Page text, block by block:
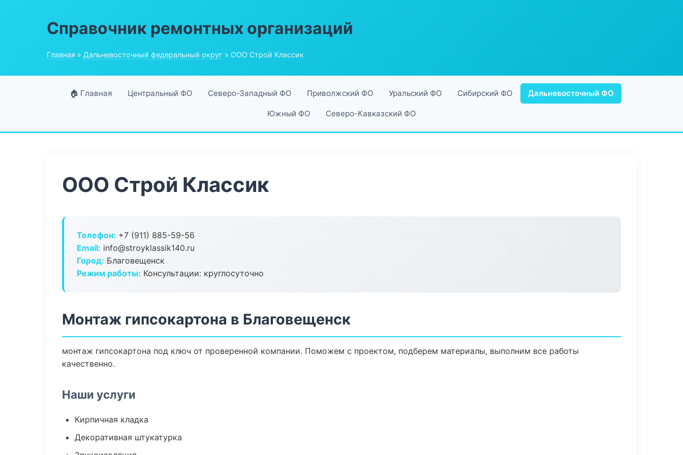
Справочник ремонтных организаций
Главная » Дальневосточный федеральный округ » ООО Строй Классик
🏠 Главная Центральный ФО Северо-Западный ФО Приволжский ФО Уральский ФО Сибирский ФО Дальневосточный ФО
Южный ФО Северо-Кавказский ФО
ООО Строй Классик
Телефон: +7 (911) 885-59-56
Email: info@stroyklassik140.ru
Город: Благовещенск
Режим работы: Консультации: круглосуточно
Монтаж гипсокартона в Благовещенск
монтаж гипсокартона под ключ от проверенной компании. Поможем с проектом, подберем материалы, выполним все работы
качественно.
Наши услуги
Кирпичная кладка
Декоративная штукатурка